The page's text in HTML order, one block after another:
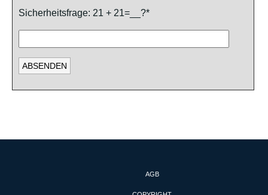
Sicherheitsfrage: 21 + 21=__?*
AGB